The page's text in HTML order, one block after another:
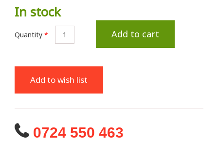
In stock
Quantity * Add to cart
Add to wish list
0724 550 463